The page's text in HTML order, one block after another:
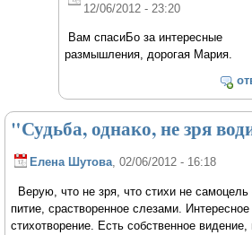
12/06/2012 - 23:20
Вам спасиБо за интересные
размышления, дорогая Мария.
"Судьба, однако, не зря
Елена Шутова, 02/06/2012 - 16:18
Верую, что не зря, что стихи не самоцель
питие, срастворенное слезами. Интересное
стихотворение. Есть собственное видение,